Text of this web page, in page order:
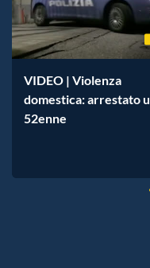
VIDEO | Violenza
domestica: arrestato
52enne